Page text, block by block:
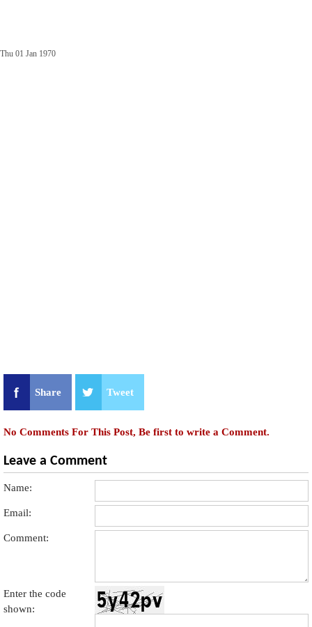
Thu 01 Jan 1970
Share Tweet
No Comments For This Post, Be first to write a Comment.
Leave a Comment
Name:
Email:
Comment:
Enter the code
shown: